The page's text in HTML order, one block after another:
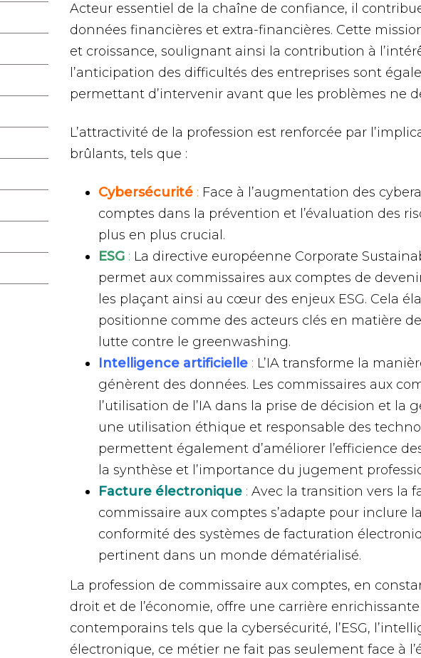
Acteur essentiel de la chaîne de confiance, il
données financières et extra-financières. Cette
et croissance, soulignant ainsi la contribution à
l’anticipation des difficultés des entreprises sont
permettant d’intervenir avant que les problèmes ne
L’attractivité de la profession est renforcée par
brûlants, tels que :
Cybersécurité: Face à l’augmentation des
comptes dans la prévention et l’évaluation des
plus en plus crucial.
ESG: La directive européenne Corporate
permet aux commissaires aux comptes de
les plaçant ainsi au cœur des enjeux ESG. Cela
positionne comme des acteurs clés en matière
lutte contre le greenwashing.
Intelligence artificielle: L’IA transforme la
génèrent des données. Les commissaires aux
l’utilisation de l’IA dans la prise de décision et la
une utilisation éthique et responsable des
permettent également d’améliorer l’efficience
la synthèse et l’importance du jugement
Facture électronique: Avec la transition vers la
commissaire aux comptes s’adapte pour inclure
conformité des systèmes de facturation
pertinent dans un monde dématérialisé.
La profession de commissaire aux comptes, en
droit et de l’économie, offre une carrière
contemporains tels que la cybersécurité, l’ESG,
électronique, ce métier ne fait pas seulement face à